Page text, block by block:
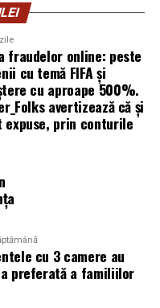
Stirbey sunt
pe jos. Participantii
trenuri de
vor gasi o parcare
chiar la intrarea in
transportului public
intrucat nu
fraudelor online: peste
cu temă FIFA și
cu aproape 500%.
avertizează că și
expuse, prin conturile
cu 3 camere au
preferată a familiilor